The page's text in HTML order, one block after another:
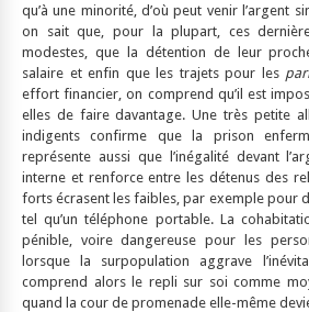
qu’à une minorité, d’où peut venir l’argent
on sait que, pour la plupart, ces
modestes, que la détention de leur
salaire et enfin que les trajets pour les
effort financier, on comprend qu’il est
elles de faire davantage. Une très petite
indigents confirme que la prison
représente aussi que l’inégalité devant
interne et renforce entre les détenus des
forts écrasent les faibles, par exemple pour
tel qu’un téléphone portable. La
pénible, voire dangereuse pour les
lorsque la surpopulation aggrave
comprend alors le repli sur soi comme
quand la cour de promenade elle-même